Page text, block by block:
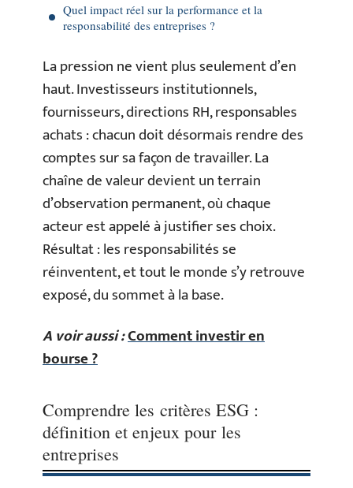
Quel impact réel sur la performance et la
responsabilité des entreprises ?
La pression ne vient plus seulement d’en
haut. Investisseurs institutionnels,
fournisseurs, directions RH, responsables
achats : chacun doit désormais rendre des
comptes sur sa façon de travailler. La
chaîne de valeur devient un terrain
d’observation permanent, où chaque
acteur est appelé à justifier ses choix.
Résultat : les responsabilités se
réinventent, et tout le monde s’y retrouve
exposé, du sommet à la base.
A voir aussi :Comment investir en
bourse ?
Comprendre les critères ESG :
définition et enjeux pour les
entreprises